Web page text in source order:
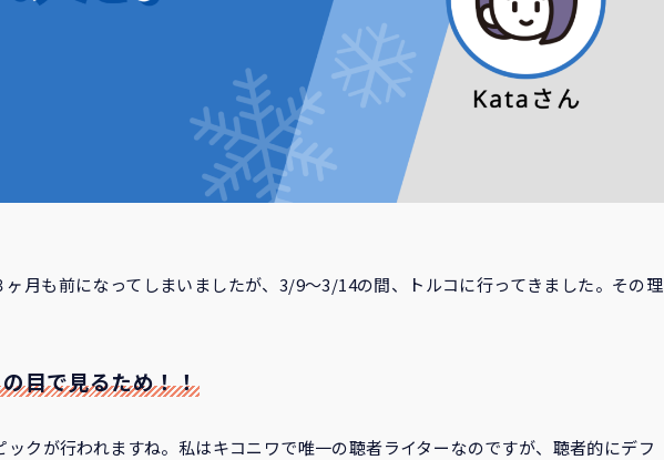
月も前になってしまいましたが、3/9〜3/14の間、トルコに行ってきました。その理
目で見るため！！
クが行われますね。私はキコニワで唯一の聴者ライターなのですが、聴者的にデフ